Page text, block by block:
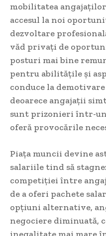
mobilitatea
accesul la noi
dezvoltare
văd privați de
posturi mai bine
pentru abilitățile și
conduce la
deoarece angajații
sunt prizonieri într-un
oferă provocările
Piața muncii devine
salariile tind să
competiției între
de a oferi pachete
opțiuni alternative,
negociere diminuată,